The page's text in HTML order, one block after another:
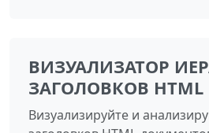
ВИЗУАЛИЗАТОР
ЗАГОЛОВКОВ HTML
Визуализируйте и